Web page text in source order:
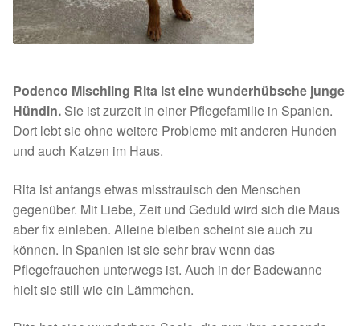
Spenden 2024
Januar bis Juni 2024
Spenden 2023
Juli bis Dezember 2023
Januar bis Juni 2023
Spenden 2022
Podenco Mischling Rita ist eine wunderhübsche junge
Hündin. Sie ist zurzeit in einer Pflegefamilie in Spanien.
Dort lebt sie ohne weitere Probleme mit anderen Hunden
und auch Katzen im Haus.
Rita ist anfangs etwas misstrauisch den Menschen
gegenüber. Mit Liebe, Zeit und Geduld wird sich die Maus
aber fix einleben. Alleine bleiben scheint sie auch zu
können. In Spanien ist sie sehr brav wenn das
Pflegefrauchen unterwegs ist. Auch in der Badewanne
hielt sie still wie ein Lämmchen.